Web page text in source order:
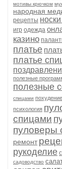
мотивы крючком
народная
рецепты
игр одежда
казино
платье
платье
полезные
полезные
спицами похудение
психология
спицами
пуловеры
ремонт
рукоделие
садоводство